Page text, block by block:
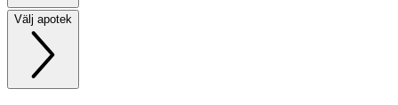
Välj apotek